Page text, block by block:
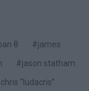
8
#james
#jason statham
“ludacris”